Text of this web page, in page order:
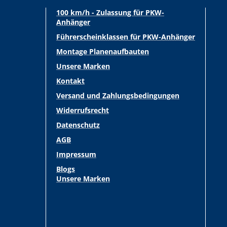
100 km/h - Zulassung für PKW-
Anhänger
Führerscheinklassen für PKW-Anhänger
Montage Planenaufbauten
Unsere Marken
Kontakt
Versand und Zahlungsbedingungen
Widerrufsrecht
Datenschutz
AGB
Impressum
Blogs
Unsere Marken